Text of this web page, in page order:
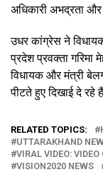
अधिकारी अभद्रता
उधर कांग्रेस ने
प्रदेश प्रवक्ता गरिमा
विधायक और मंत्री
पीटते हुए दिखाई दे रहे
RELATED TOPICS:
UTTARAKHAND
VIRAL VIDEO:
VISION2020 NEWS